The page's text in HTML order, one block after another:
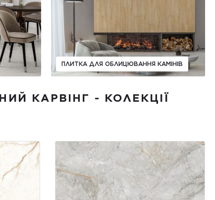
ПЛИТКА ДЛЯ ОБЛИЦЮВАННЯ КАМІНІВ
КАРВІНГ - КОЛЕКЦІЇ